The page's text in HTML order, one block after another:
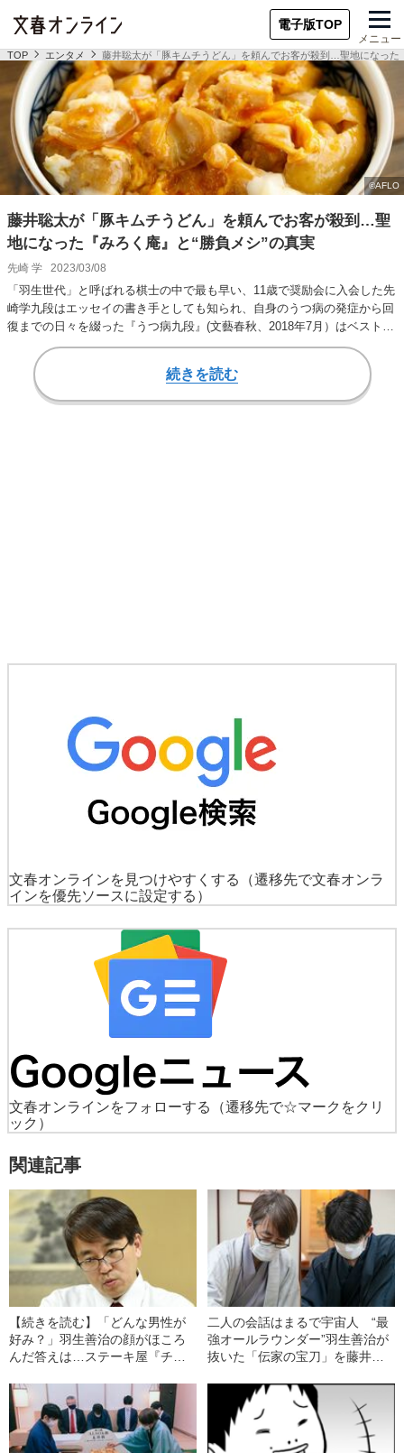
電子版TOP
メニュー
TOP エンタメ 藤井聡太が「豚キムチうどん」を頼んでお客が殺到…聖地になった
藤井聡太が「豚キムチうどん」を頼んでお客が殺到…聖
地になった『みろく庵』と“勝負メシ”の真実
先崎 学 2023/03/08
「羽生世代」と呼ばれる棋士の中で最も早い、11歳で奨励会に入会した先
崎学九段はエッセイの書き手としても知られ、自身のうつ病の発症から回
復までの日々を綴った『うつ病九段』(文藝春秋、2018年7月）はベストセ
ラーとなっ…
続きを読む
文春オンラインを見つけやすくする
（遷移先で文春オンラ
インを優先ソースに設定する）
文春オンラインをフォローする
（遷移先で☆マークをクリ
ック）
関連記事
【続きを読む】「どんな男性が
好み？」羽生善治の顔がほころ
んだ答えは…ステーキ屋『チャ
い日”
二人の会話はまるで宇宙人 “最
強オールラウンダー”羽生善治が
抜いた「伝家の宝刀」を藤井聡